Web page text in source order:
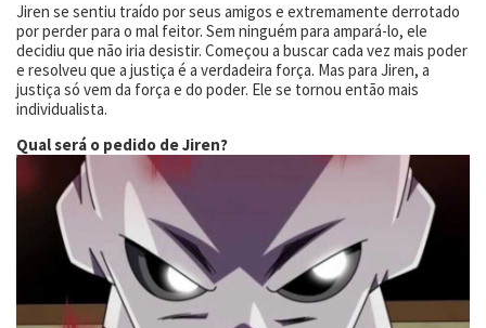
Jiren se sentiu traído por seus amigos e extremamente derrotado
por perder para o mal feitor. Sem ninguém para ampará-lo, ele
decidiu que não iria desistir. Começou a buscar cada vez mais poder
e resolveu que a justiça é a verdadeira força. Mas para Jiren, a
justiça só vem da força e do poder. Ele se tornou então mais
individualista.
Qual será o pedido de Jiren?